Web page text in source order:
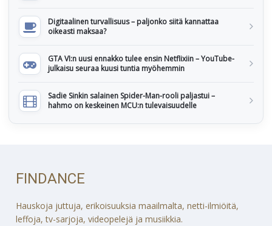
Digitaalinen turvallisuus – paljonko siitä kannattaa
oikeasti maksaa?
GTA VI:n uusi ennakko tulee ensin Netflixiin – YouTube-
julkaisu seuraa kuusi tuntia myöhemmin
Sadie Sinkin salainen Spider-Man-rooli paljastui –
hahmo on keskeinen MCU:n tulevaisuudelle
FINDANCE
Hauskoja juttuja, erikoisuuksia maailmalta, netti-ilmiöitä,
leffoja, tv-sarjoja, videopelejä ja musiikkia.